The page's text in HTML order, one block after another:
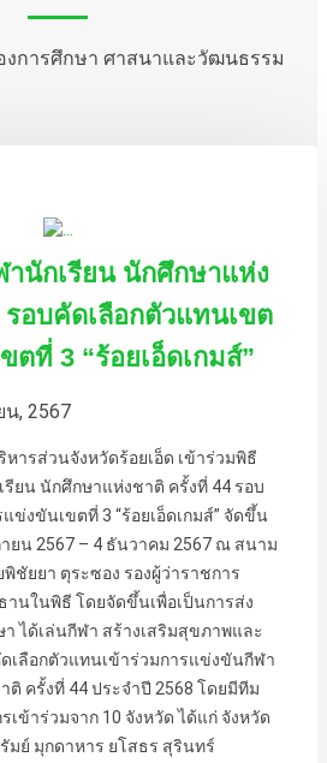
งการศึกษา ศาสนาและวัฒนธรรม
นักเรียน นักศึกษาแห่ง
อบคัดเลือกตัวแทนเขต
ตที่ 3 “ร้อยเอ็ดเกมส์”
, 2567
ส่วนจังหวัดร้อยเอ็ด เข้าร่วมพิธี
ยน นักศึกษาแห่งชาติ ครั้งที่ 44 รอบ
ข่งขันเขตที่ 3 “ร้อยเอ็ดเกมส์” จัดขึ้น
ยน 2567 – 4 ธันวาคม 2567 ณ สนาม
ชัยยา ตุระซอง รองผู้ว่าราชการ
านในพิธี โดยจัดขึ้นเพื่อเป็นการส่ง
า ได้เล่นกีฬา สร้างเสริมสุขภาพและ
เลือกตัวแทนเข้าร่วมการแข่งขันกีฬา
ครั้งที่ 44 ประจำปี 2568 โดยมีทีม
ข้าร่วมจาก 10 จังหวัด ได้แก่ จังหวัด
มย์ มุกดาหาร ยโสธร สุรินทร์